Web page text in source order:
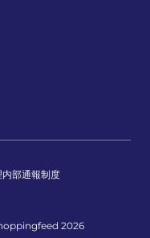
内部通報制度
2026